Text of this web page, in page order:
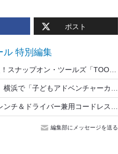
ポスト
ル 特別編集
来場者1,500人超！スナップオン・ツールズ「TOOL SHOW」開催…最新型スキャンツールMTG-DUAL-TAB2／TAB2-PROを始め、ハンドツール・大型機器が宇都宮に集結
編集部にメッセージを送る